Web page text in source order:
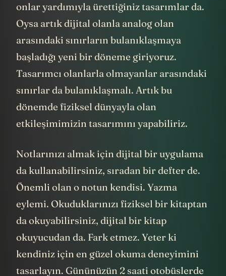
onlar yardımıyla ürettiğiniz tasarımlar da.
Oysa artık dijital olanla analog olan
arasındaki sınırların bulanıklaşmaya
başladığı yeni bir döneme giriyoruz.
Tasarımcı olanlarla olmayanlar arasındaki
sınırlar da bulanıklaşmalı. Artık bu
dönemde fiziksel dünyayla olan
etkileşimimizin tasarımını yapabiliriz.
Notlarınızı almak için dijital bir uygulama
da kullanabilirsiniz, sıradan bir defter de.
Önemli olan o notun kendisi. Yazma
eylemi. Okuduklarınızı fiziksel bir kitaptan
da okuyabilirsiniz, dijital bir kitap
okuyucudan da. Fark etmez. Yeter ki
kendiniz için en güzel okuma deneyimini
tasarlayın. Gününüzün 2 saati otobüslerde